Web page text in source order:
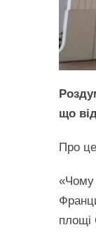
що
Про
«Чому
площі